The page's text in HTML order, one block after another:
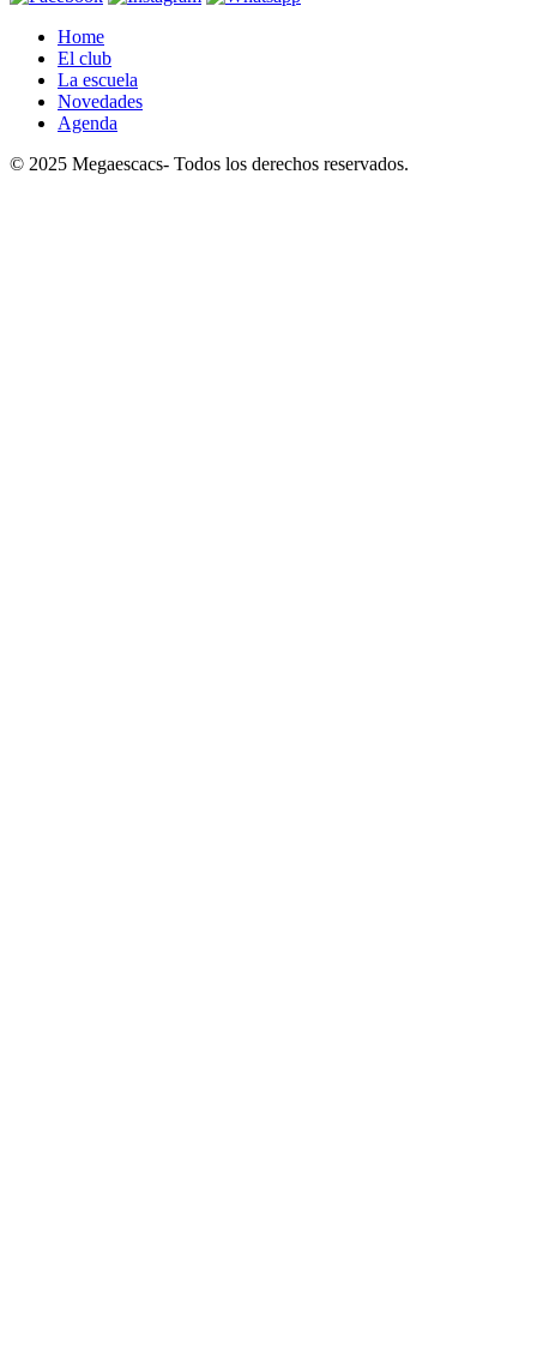
Home
El club
La escuela
Novedades
Agenda
© 2025 Megaescacs- Todos los derechos reservados.